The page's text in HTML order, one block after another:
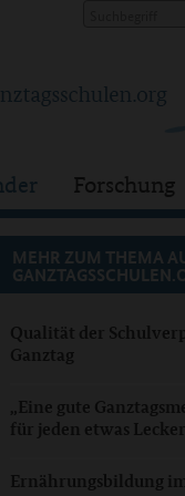
Forschung
MEHR ZUM THEMA
Qualität der
Ganztag
„Eine gute
für jeden etwas
Ernährungsbildung